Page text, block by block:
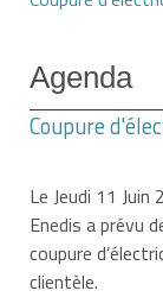
Agenda
Coupure
Le Jeudi 11
Enedis a prévu
coupure
clientèle.